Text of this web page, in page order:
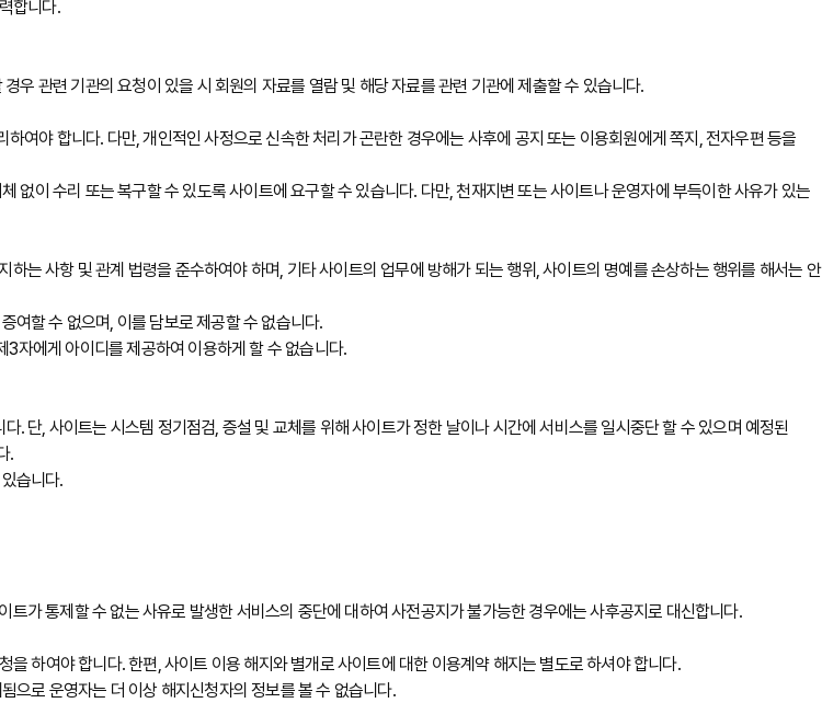
합니다.
우 관련 기관의 요청이 있을 시 회원의 자료를 열람 및 해당 자료를 관련 기관에 제출할 수 있습니다.
야 합니다. 다만, 개인적인 사정으로 신속한 처리가 곤란한 경우에는 사후에 공지 또는 이용회원에게 쪽지, 전자우편 등을
이 수리 또는 복구할 수 있도록 사이트에 요구할 수 있습니다. 다만, 천재지변 또는 사이트나 운영자에 부득이한 사유가 있는
는 사항 및 관계 법령을 준수하여야 하며, 기타 사이트의 업무에 방해가 되는 행위, 사이트의 명예를 손상하는 행위를 해서는 안
여할 수 없으며, 이를 담보로 제공할 수 없습니다.
자에게 아이디를 제공하여 이용하게 할 수 없습니다.
단, 사이트는 시스템 정기점검, 증설 및 교체를 위해 사이트가 정한 날이나 시간에 서비스를 일시중단 할 수 있으며 예정된
.
습니다.
가 통제할 수 없는 사유로 발생한 서비스의 중단에 대하여 사전공지가 불가능한 경우에는 사후공지로 대신합니다.
하여야 합니다. 한편, 사이트 이용 해지와 별개로 사이트에 대한 이용계약 해지는 별도로 하셔야 합니다.
으로 운영자는 더 이상 해지신청자의 정보를 볼 수 없습니다.